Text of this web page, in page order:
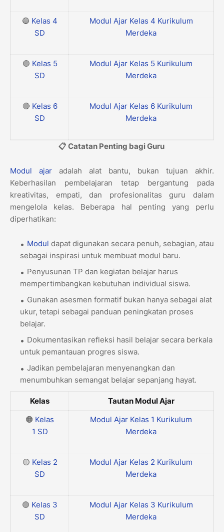
🔵 Kelas 4
SD
Modul Ajar Kelas 4 Kurikulum
Merdeka
🟣 Kelas 5
SD
Modul Ajar Kelas 5 Kurikulum
Merdeka
🔴 Kelas 6
SD
Modul Ajar Kelas 6 Kurikulum
Merdeka
📋 Catatan Penting bagi Guru
Modul ajar adalah alat bantu, bukan tujuan akhir.
Keberhasilan pembelajaran tetap bergantung pada
kreativitas, empati, dan profesionalitas guru dalam
mengelola kelas. Beberapa hal penting yang perlu
diperhatikan:
Modul dapat digunakan secara penuh, sebagian, atau
sebagai inspirasi untuk membuat modul baru.
Penyusunan TP dan kegiatan belajar harus
mempertimbangkan kebutuhan individual siswa.
Gunakan asesmen formatif bukan hanya sebagai alat
ukur, tetapi sebagai panduan peningkatan proses
belajar.
Dokumentasikan refleksi hasil belajar secara berkala
untuk pemantauan progres siswa.
Jadikan pembelajaran menyenangkan dan
menumbuhkan semangat belajar sepanjang hayat.
Kelas
Tautan Modul Ajar
🟠 Kelas
1 SD
Modul Ajar Kelas 1 Kurikulum
Merdeka
🟡 Kelas 2
SD
Modul Ajar Kelas 2 Kurikulum
Merdeka
🟢 Kelas 3
SD
Modul Ajar Kelas 3 Kurikulum
Merdeka